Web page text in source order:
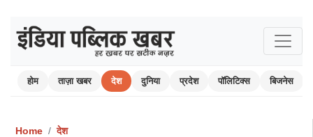
होम ताज़ा खबर देश दुनिया प्रदेश पॉलिटिक्स बिजनेस
Home देश